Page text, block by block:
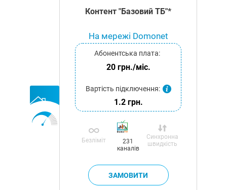
Контент "Базовий ТБ"*
На мережі Domonet
Абонентська плата:
20 грн./міс.
Вартість підключення:
1.2 грн.
Безліміт
231
каналів
Синхронна
швидкість